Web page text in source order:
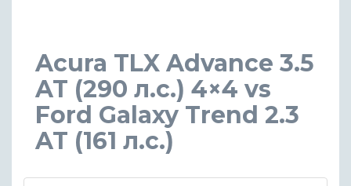
Acura TLX Advance 3.5
AT (290 л.с.) 4×4 vs
Ford Galaxy Trend 2.3
AT (161 л.с.)